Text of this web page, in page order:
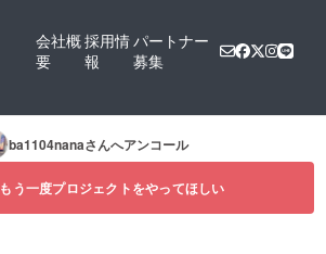
会社概
要
採用情
報
パートナー
募集
ba1104nanaさんへアンコール
もう一度プロジェクトをやってほしい